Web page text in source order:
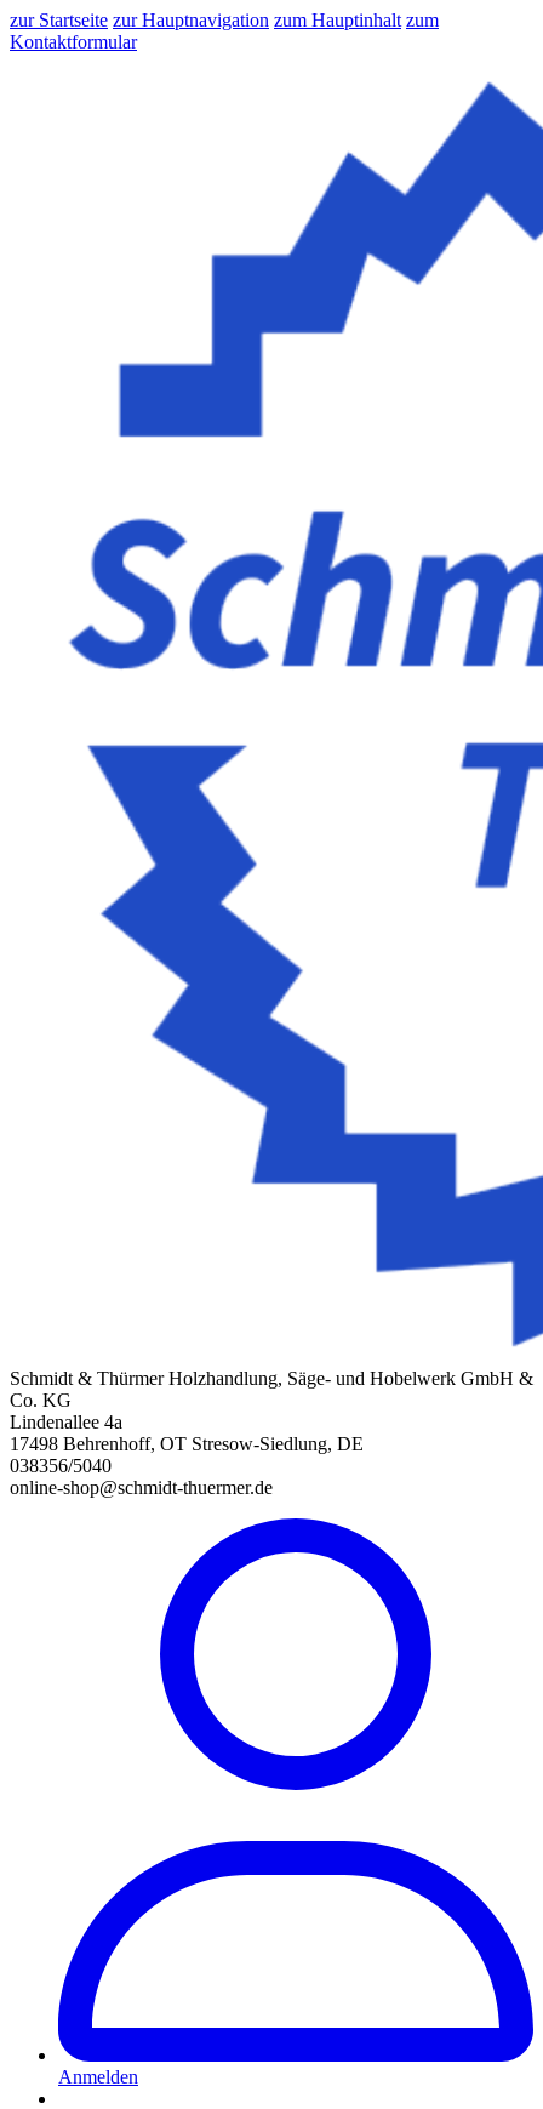
zur Startseite zur Hauptnavigation zum Hauptinhalt zum
Kontaktformular
Schmidt & Thürmer Holzhandlung, Säge- und Hobelwerk GmbH &
Co. KG
Lindenallee 4a
17498 Behrenhoff, OT Stresow-Siedlung, DE
038356/5040
online-shop@schmidt-thuermer.de
Anmelden